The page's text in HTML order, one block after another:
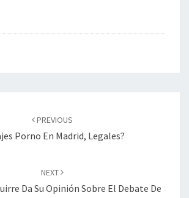
PREVIOUS
Porno En Madrid, Legales?
NEXT
Da Su Opinión Sobre El Debate De